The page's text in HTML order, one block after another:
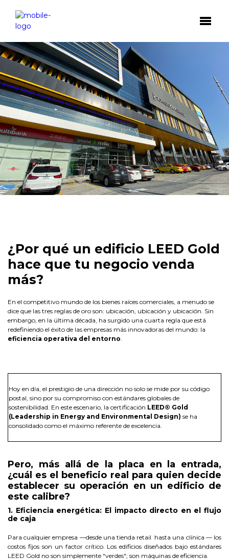
¿Por qué un edificio LEED Gold
hace que tu negocio venda
más?
En el competitivo mundo de los bienes raíces comerciales, a menudo se
dice que las tres reglas de oro son: ubicación, ubicación y ubicación. Sin
embargo, en la última década, ha surgido una cuarta regla que está
redefiniendo el éxito de las empresas más innovadoras del mundo: la
eficiencia operativa del entorno
Hoy en día, el prestigio de una dirección no solo se mide por su código
postal, sino por su compromiso con estándares globales de
sostenibilidad. En este escenario, la certificación LEED® Gold
(Leadership in Energy and Environmental Design) se ha
consolidado como el máximo referente de excelencia.
Pero, más allá de la placa en la entrada,
¿cuál es el beneficio real para quien decide
establecer su operación en un edificio de
este calibre?
1. Eficiencia energética: El impacto directo en el flujo
de caja
Para cualquier empresa —desde una tienda retail hasta una clínica — los
costos fijos son un factor crítico. Los edificios diseñados bajo estándares
LEED Gold no son simplemente "verdes"; son máquinas de eficiencia.